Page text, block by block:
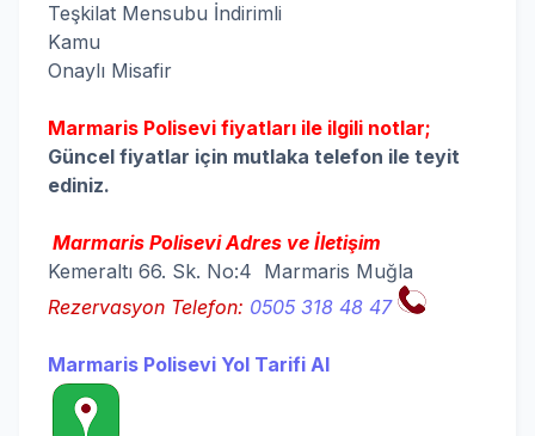
Teşkilat Mensubu İndirimli
Kamu
Onaylı Misafir
Marmaris Polisevi fiyatları ile ilgili notlar;
Güncel fiyatlar için mutlaka telefon ile teyit
ediniz.
Marmaris Polisevi Adres ve İletişim
Kemeraltı 66. Sk. No:4 Marmaris Muğla
Rezervasyon Telefon: 0505 318 48 47
Marmaris Polisevi Yol Tarifi Al